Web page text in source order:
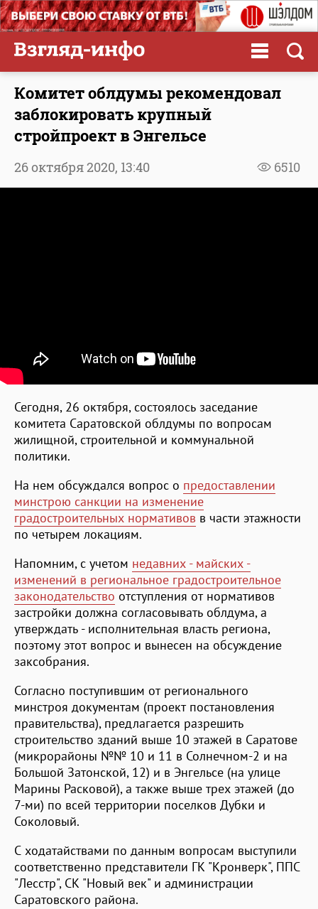
Комитет облдумы рекомендовал
заблокировать крупный
стройпроект в Энгельсе
6510
26 октября 2020, 13:40
Сегодня, 26 октября, состоялось заседание
комитета Саратовской облдумы по вопросам
жилищной, строительной и коммунальной
политики.
На нем обсуждался вопрос о предоставлении
минстрою санкции на изменение
градостроительных нормативов в части этажности
по четырем локациям.
Напомним, с учетом недавних - майских -
изменений в региональное градостроительное
законодательство отступления от нормативов
застройки должна согласовывать облдума, а
утверждать - исполнительная власть региона,
поэтому этот вопрос и вынесен на обсуждение
заксобрания.
Согласно поступившим от регионального
минстроя документам (проект постановления
правительства), предлагается разрешить
строительство зданий выше 10 этажей в Саратове
(микрорайоны №№ 10 и 11 в Солнечном-2 и на
Большой Затонской, 12) и в Энгельсе (на улице
Марины Расковой), а также выше трех этажей (до
7-ми) по всей территории поселков Дубки и
Соколовый.
С ходатайствами по данным вопросам выступили
соответственно представители ГК "Кронверк", ППС
"Лесстр", СК "Новый век" и администрации
Саратовского района.